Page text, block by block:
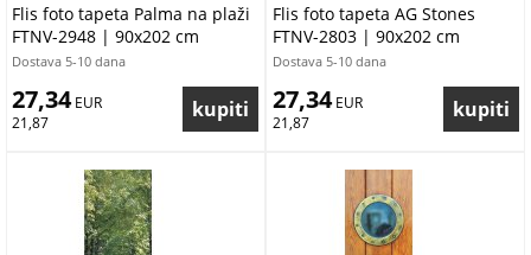
Flis foto tapeta Palma na plaži
FTNV-2948 | 90x202 cm
Dostava 5-10 dana
27,34 EUR
21,87
Flis foto tapeta AG Stones
FTNV-2803 | 90x202 cm
Dostava 5-10 dana
27,34 EUR
21,87